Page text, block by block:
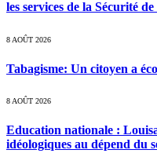
les services de la Sécurité
8 AOÛT 2026
Tabagisme: Un citoyen a
8 AOÛT 2026
Education nationale :
idéologiques au dépend du